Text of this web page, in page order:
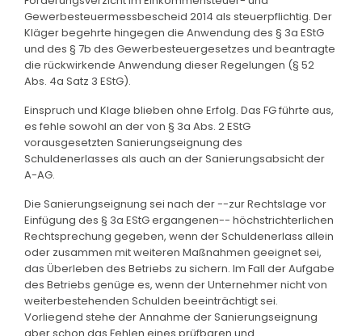
Gewerbesteuermessbescheid 2014 als steuerpflichtig. Der
Kläger begehrte hingegen die Anwendung des § 3a EStG
und des § 7b des Gewerbesteuergesetzes und beantragte
die rückwirkende Anwendung dieser Regelungen (§ 52
Abs. 4a Satz 3 EStG).
Einspruch und Klage blieben ohne Erfolg. Das FG führte aus,
es fehle sowohl an der von § 3a Abs. 2 EStG
vorausgesetzten Sanierungseignung des
Schuldenerlasses als auch an der Sanierungsabsicht der
A-AG.
Die Sanierungseignung sei nach der --zur Rechtslage vor
Einfügung des § 3a EStG ergangenen-- höchstrichterlichen
Rechtsprechung gegeben, wenn der Schuldenerlass allein
oder zusammen mit weiteren Maßnahmen geeignet sei,
das Überleben des Betriebs zu sichern. Im Fall der Aufgabe
des Betriebs genüge es, wenn der Unternehmer nicht von
weiterbestehenden Schulden beeinträchtigt sei.
Vorliegend stehe der Annahme der Sanierungseignung